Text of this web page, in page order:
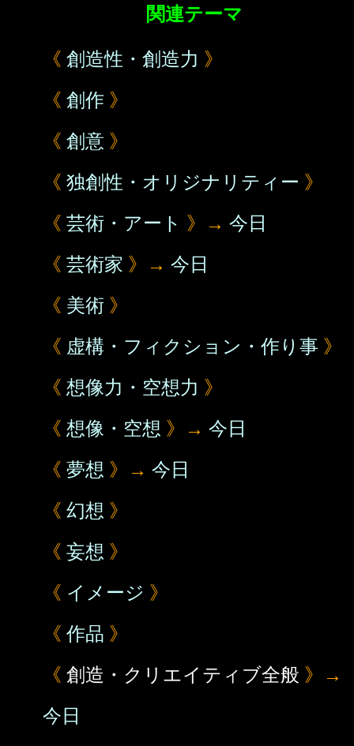
関連テーマ
《 創造性・創造力 》
《 創作 》
《 創意 》
《 独創性・オリジナリティー 》
《 芸術・アート 》→ 今日
《 芸術家 》→ 今日
《 美術 》
《 虚構・フィクション・作り事 》
《 想像力・空想力 》
《 想像・空想 》→ 今日
《 夢想 》→ 今日
《 幻想 》
《 妄想 》
《 イメージ 》
《 作品 》
《 創造・クリエイティブ全般 》→
今日